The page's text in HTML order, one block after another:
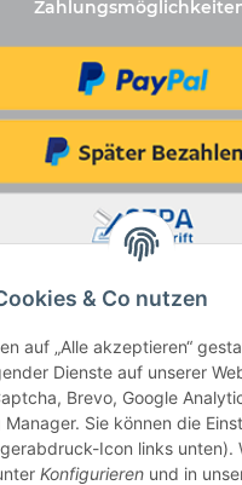
Vertrag widerrufen
& Co nutzen
auf „Alle akzeptieren“
Dienste auf unserer
Brevo, Google
Manager. Sie können die
Icon links unten).
Konfigurieren und in